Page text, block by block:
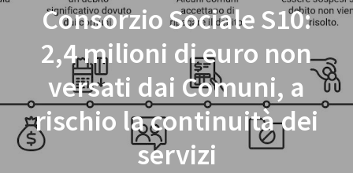
Consorzio Sociale S10:
2,4 milioni di euro non
versati dai Comuni, a
rischio la continuità dei
servizi